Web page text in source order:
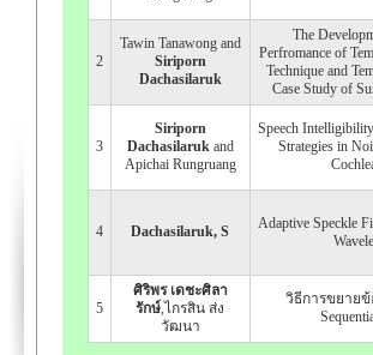
2
Tawin Tanawong and
Siriporn
Dachasilaruk
The
Perfromance of
Technique and
Case Study of
3
Siriporn
Dachasilaruk and
Apichai Rungruang
Speech
Strategies in
4 Dachasilaruk, S
Adaptive Speckle
5
ศิริพร เดชะศิลา
รักษ์,ไกรสิน ส่ง
วัฒนา
วิธีการขยาย